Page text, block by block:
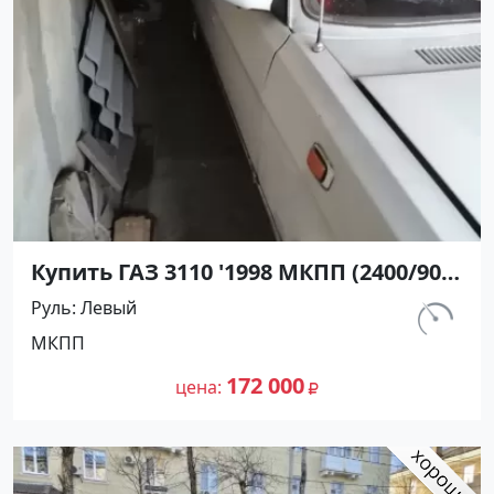
Купить ГАЗ 3110 '1998 МКПП (2400/90
л.с.) Бензин карбюратор Кореновск
цвет Белый Седан по цене 172000
рублей, объявление №21275 на сайте
Авторынок23
км.
Руль Левый
МКПП
цена 172 000